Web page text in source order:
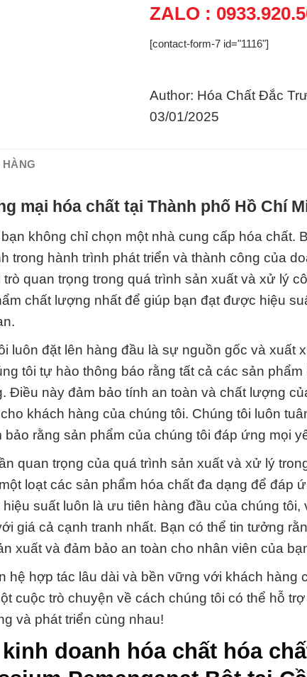
ZALO :
[contact-form-7 id="1116"]
Author: Hóa Chất Đắc
03/01/2025
HÀNG
mại hóa chất tại Thành phố Hồ Chí
không chỉ chọn một nhà cung cấp hóa chất.
trong hành trình phát triển và thành công của
quan trọng trong quá trình sản xuất và xử lý
chất lượng nhất để giúp bạn đạt được hiệu
luôn đặt lên hàng đầu là sự nguồn gốc và xuất
tôi tự hào thông báo rằng tất cả các sản
Điều này đảm bảo tính an toàn và chất lượng
khách hàng của chúng tôi. Chúng tôi luôn
rằng sản phẩm của chúng tôi đáp ứng mọi
quan trọng của quá trình sản xuất và xử lý
loạt các sản phẩm hóa chất đa dạng để đáp
suất luôn là ưu tiên hàng đầu của chúng tôi,
giá cả cạnh tranh nhất. Bạn có thể tin tưởng
xuất và đảm bảo an toàn cho nhân viên của
hệ hợp tác lâu dài và bền vững với khách hàng
cuộc trò chuyện về cách chúng tôi có thể hỗ
và phát triển cùng nhau!
doanh hóa chất hóa